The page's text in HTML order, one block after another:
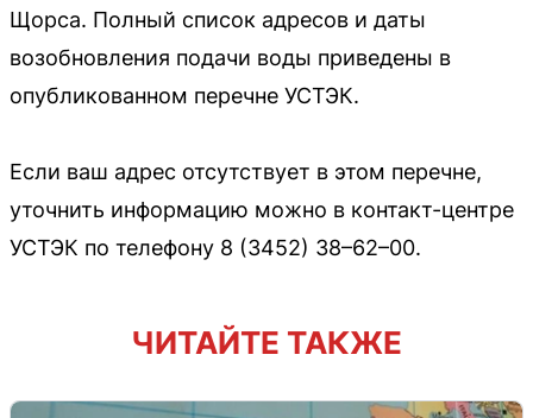
Щорса. Полный список адресов и даты
возобновления подачи воды приведены в
опубликованном перечне УСТЭК.
Если ваш адрес отсутствует в этом перечне,
уточнить информацию можно в контакт-центре
УСТЭК по телефону 8 (3452) 38–62–00.
ЧИТАЙТЕ ТАКЖЕ